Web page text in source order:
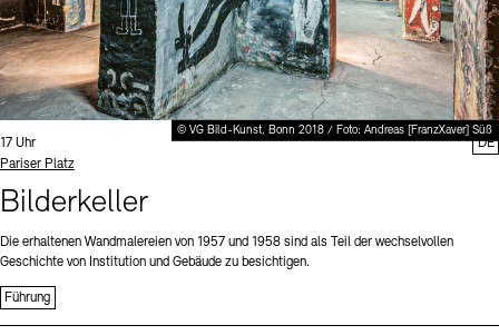
© VG Bild-Kunst, Bonn 2018 / Foto: Andreas [FranzXaver] Süß
Uhrzeit:
17 Uhr
Standort
Pariser Platz
Bilderkeller
Die erhaltenen Wandmalereien von 1957 und 1958 sind als Teil der wechselvollen
Geschichte von Institution und Gebäude zu besichtigen.
Führung
DE